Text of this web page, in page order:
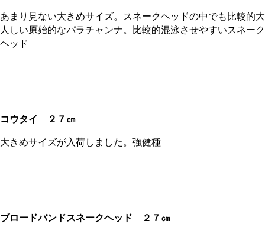
あまり見ない大きめサイズ。スネークヘッドの中でも比較的大
人しい原始的なパラチャンナ。比較的混泳させやすいスネーク
ヘッド
コウタイ
２７㎝
大きめサイズが入荷しました。強健種
ブロードバンドスネークヘッド
２７㎝